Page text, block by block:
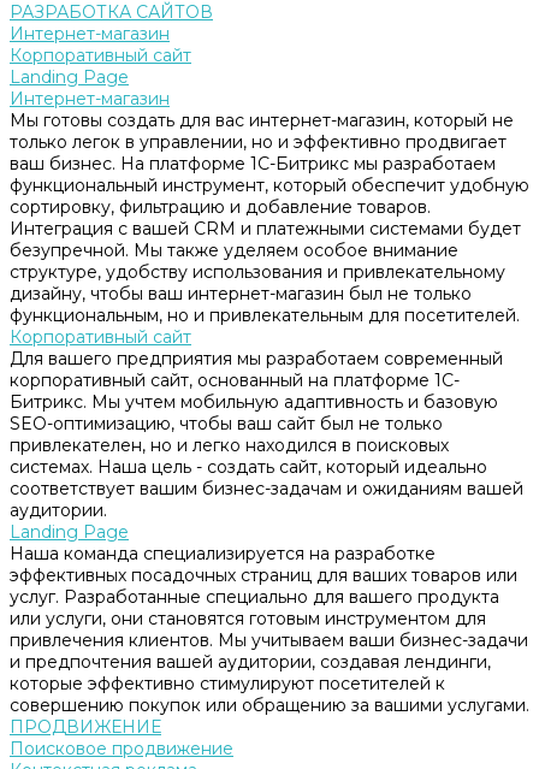
РАЗРАБОТКА САЙТОВ
Интернет-магазин
Корпоративный сайт
Landing Page
Интернет-магазин
Мы готовы создать для вас интернет-магазин, который не
только легок в управлении, но и эффективно продвигает
ваш бизнес. На платформе 1С-Битрикс мы разработаем
функциональный инструмент, который обеспечит удобную
сортировку, фильтрацию и добавление товаров.
Интеграция с вашей CRM и платежными системами будет
безупречной. Мы также уделяем особое внимание
структуре, удобству использования и привлекательному
дизайну, чтобы ваш интернет-магазин был не только
функциональным, но и привлекательным для посетителей.
Корпоративный сайт
Для вашего предприятия мы разработаем современный
корпоративный сайт, основанный на платформе 1С-
Битрикс. Мы учтем мобильную адаптивность и базовую
SEO-оптимизацию, чтобы ваш сайт был не только
привлекателен, но и легко находился в поисковых
системах. Наша цель - создать сайт, который идеально
соответствует вашим бизнес-задачам и ожиданиям вашей
аудитории.
Landing Page
Наша команда специализируется на разработке
эффективных посадочных страниц для ваших товаров или
услуг. Разработанные специально для вашего продукта
или услуги, они становятся готовым инструментом для
привлечения клиентов. Мы учитываем ваши бизнес-задачи
и предпочтения вашей аудитории, создавая лендинги,
которые эффективно стимулируют посетителей к
совершению покупок или обращению за вашими услугами.
ПРОДВИЖЕНИЕ
Поисковое продвижение